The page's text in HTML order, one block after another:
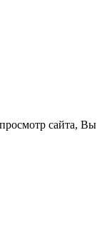
сайта, Вы